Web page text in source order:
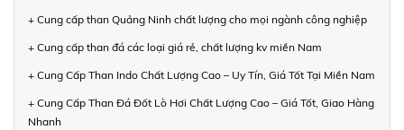
+ Cung cấp than Quảng Ninh chất lượng cho mọi ngành công nghiệp
+ Cung cấp than đá các loại giá rẻ, chất lượng kv miền Nam
+ Cung Cấp Than Indo Chất Lượng Cao – Uy Tín, Giá Tốt Tại Miền Nam
+ Cung Cấp Than Đá Đốt Lò Hơi Chất Lượng Cao – Giá Tốt, Giao Hàng
Nhanh